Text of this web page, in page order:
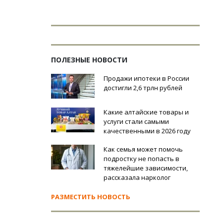
ПОЛЕЗНЫЕ НОВОСТИ
Продажи ипотеки в России
достигли 2,6 трлн рублей
Какие алтайские товары и
услуги стали самыми
качественными в 2026 году
Как семья может помочь
подростку не попасть в
тяжелейшие зависимости,
рассказала нарколог
РАЗМЕСТИТЬ НОВОСТЬ